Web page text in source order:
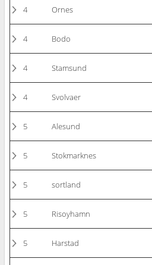
4 Ornes
4 Bodo
4 Stamsund
4 Svolvaer
5 Alesund
5 Stokmarknes
5 sortland
5 Risoyhamn
5 Harstad